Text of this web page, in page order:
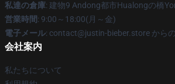
私達の倉庫: 建物9 Andong都市Hualongの橋
営業時間: 9:00～18:00(月～金)
電子メール: contact@justin-bieber.store から
会社案内
私たちについて